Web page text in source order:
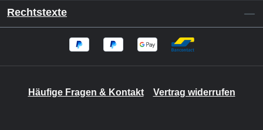
Rechtstexte
Häufige Fragen & Kontakt Vertrag widerrufen